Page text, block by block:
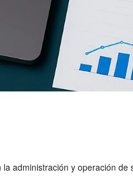
administración y operación